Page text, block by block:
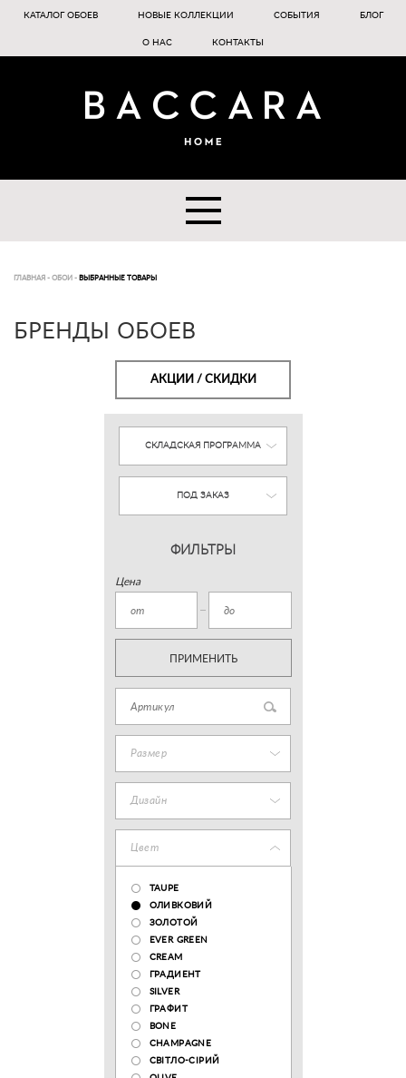
КАТАЛОГ ОБОЕВ НОВЫЕ КОЛЛЕКЦИИ СОБЫТИЯ БЛОГ
О НАС КОНТАКТЫ
ГЛАВНАЯ - ОБОИ - ВЫБРАННЫЕ ТОВАРЫ
БРЕНДЫ ОБОЕВ
АКЦИИ / СКИДКИ
СКЛАДСКАЯ ПРОГРАММА
ПОД ЗАКАЗ
ФИЛЬТРЫ
Цена
ПРИМЕНИТЬ
Размер
Дизайн
Цвет
TAUPE
ОЛИВКОВИЙ
ЗОЛОТОЙ
EVER GREEN
CREAM
ГРАДИЕНТ
SILVER
ГРАФИТ
BONE
CHAMPAGNE
СВІТЛО-СІРИЙ